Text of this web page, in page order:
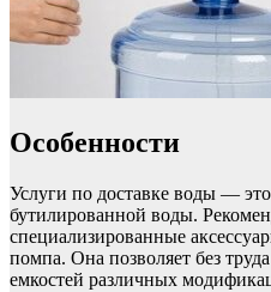
Особенности
Услуги по доставке воды —
бутилированной воды.
специализированные
помпа. Она позволяет без
емкостей различных